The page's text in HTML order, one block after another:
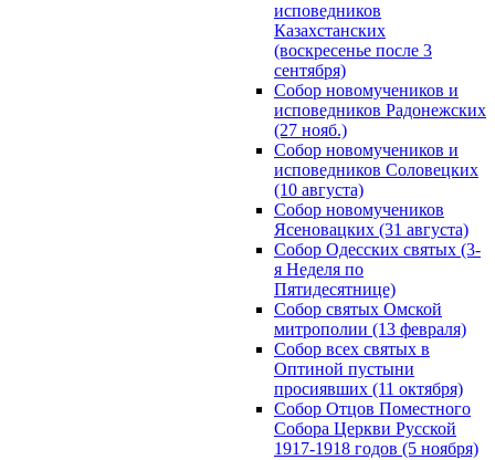
исповедников
Казахстанских
(воскресенье после 3
сентября)
Собор новомучеников и
исповедников Радонежских
(27 нояб.)
Собор новомучеников и
исповедников Соловецких
(10 августа)
Собор новомучеников
Ясеновацких (31 августа)
Собор Одесских святых (3-
я Неделя по
Пятидесятнице)
Собор святых Омской
митрополии (13 февраля)
Собор всех святых в
Оптиной пустыни
просиявших (11 октября)
Собор Отцов Поместного
Собора Церкви Русской
1917-1918 годов (5 ноября)